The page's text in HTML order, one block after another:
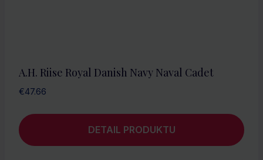
A.H. Riise Royal Danish Navy Naval Cadet
€47.66
DETAIL PRODUKTU